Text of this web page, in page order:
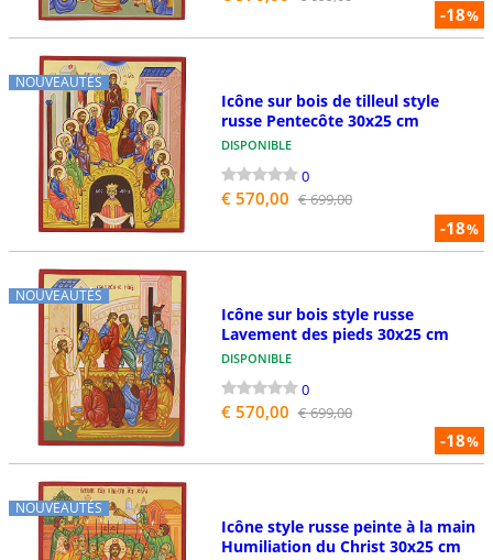
-18%
NOUVEAUTÉS
-18%
Icône sur bois de tilleul style
russe Pentecôte 30x25 cm
DISPONIBLE
0
€ 570,00 € 699,00
NOUVEAUTÉS
-18%
Icône sur bois style russe
Lavement des pieds 30x25 cm
DISPONIBLE
0
€ 570,00 € 699,00
NOUVEAUTÉS
Icône style russe peinte à la main
Humiliation du Christ 30x25 cm